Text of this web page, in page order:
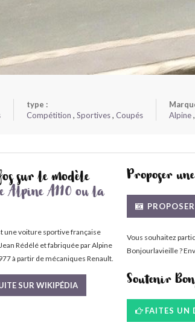
type :
Compétition , Sportives, Coupés
Alpine,
sur le modèle
Alpine A110 ou la
une voiture sportive française
Rédélé et fabriquée par Alpine
à partir de mécaniques Renault.
SUR WIKIPÉDIA
Proposer
Vous souhaitez
Bonjourlavieille ?
Soutenir
FAITES UN